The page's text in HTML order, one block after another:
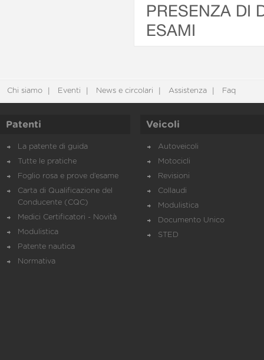
PRESENZA DI
ESAMI
Chi siamo Eventi News e circolari Assistenza Faq
Patenti
La patente di guida
Tutte le pratiche
Foglio rosa e prove d’esame
Carta di Qualificazione del
Conducente (CQC)
Medici Certificatori - Novità
Modulistica
Patente nautica
Normativa
Veicoli
Autoveicoli
Motocicli
Revisioni
Collaudi
Modulistica
Documento Unico
STED